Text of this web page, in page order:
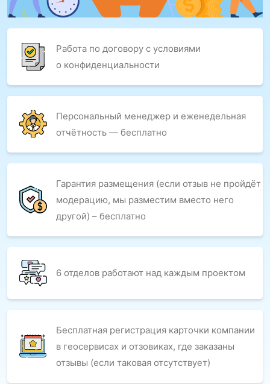
Работа по договору с условиями
о конфиденциальности
Персональный менеджер и еженедельная
отчётность — бесплатно
Гарантия размещения (если отзыв не пройдёт
модерацию, мы разместим вместо него
другой) – бесплатно
6 отделов работают над каждым проектом
Бесплатная регистрация карточки компании
в геосервисах и отзовиках, где заказаны
отзывы (если таковая отсутствует)